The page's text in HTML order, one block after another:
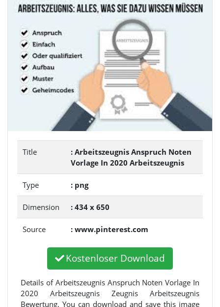
Title
: Arbeitszeugnis Anspruch Noten
Vorlage In 2020 Arbeitszeugnis
Type : png
Dimension : 434 x 650
Source : www.pinterest.com
Kostenloser Download
Details of Arbeitszeugnis Anspruch Noten Vorlage In
2020 Arbeitszeugnis Zeugnis Arbeitszeugnis
Bewertung. You can download and save this image